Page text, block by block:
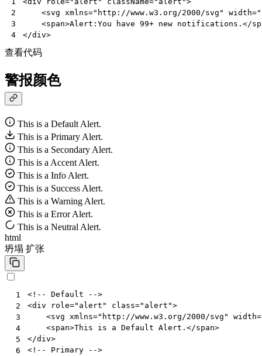
2
3
4
<svg xmlns="http://www.w3.org/2000/svg" width=
<span>Alert : You have 99+ new notifications .</
</div>
查看代码
警报颜色
This is a Default Alert.
This is a Primary Alert.
This is a Secondary Alert.
This is a Accent Alert.
This is a Info Alert.
This is a Success Alert.
This is a Warning Alert.
This is a Error Alert.
This is a Neutral Alert.
html
坍塌 扩张
1
2
3
4
5
6
<!-- Default -->
<div role="alert" class="alert">
<svg xmlns="http://www.w3.org/2000/svg" width=
<span>This is a Default Alert. </span>
</div>
<!-- Primary -->